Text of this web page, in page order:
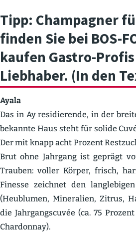
Tipp: Champagner
finden Sie bei BOS-
kaufen Gastro-
Liebhaber. (In den
Ayala
Das in Ay residie­rende, in der
bekannte Haus steht für solide
Der mit knapp acht Prozent
Brut ohne Jahrgang ist geprägt
Trauben: voller Körper, frisch,
Finesse zeichnet den
(Heublumen, Mineralien, Zitrus,
die Jahrgangs­cuvée (ca. 75
Chardonnay).